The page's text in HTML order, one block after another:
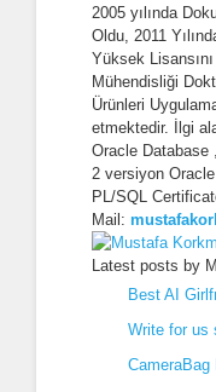
2005 yılında
Oldu, 2011
Yüksek
Mühendisliği
Ürünleri
etmektedir. İlgi
Oracle Database
2 versiyon
PL/SQL
Mail:
Latest posts by
Best AI
Write for us
CameraBag